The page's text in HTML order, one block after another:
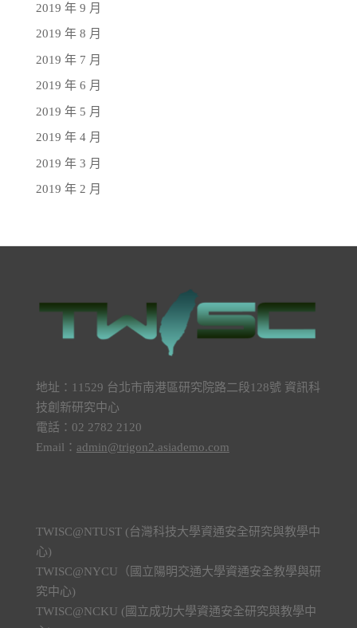
2019 年 9 月
2019 年 8 月
2019 年 7 月
2019 年 6 月
2019 年 5 月
2019 年 4 月
2019 年 3 月
2019 年 2 月
地址：11529 台北市南港區研究院路二段128號 資訊科
技創新研究中心
電話：02 2782 2120
Email： admin@trigon2.asiademo.com
TWISC@NTUST (台灣科技大學資通安全研究與教學中
心)
TWISC@NYCU（國立陽明交通大學資通安全教學與研
究中心)
TWISC@NCKU (國立成功大學資通安全研究與教學中